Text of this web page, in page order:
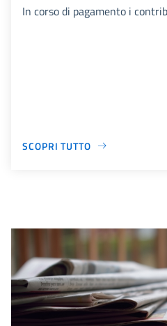
In corso di pagamento i
SCOPRI TUTTO